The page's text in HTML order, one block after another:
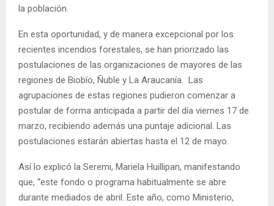
la población.
En esta oportunidad, y de manera excepcional por los
recientes incendios forestales, se han priorizado las
postulaciones de las organizaciones de mayores de las
regiones de Biobío, Ñuble y La Araucanía. Las
agrupaciones de estas regiones pudieron comenzar a
postular de forma anticipada a partir del día viernes 17 de
marzo, recibiendo además una puntaje adicional. Las
postulaciones estarán abiertas hasta el 12 de mayo.
Así lo explicó la Seremi, Mariela Huillipan, manifestando
que, “este fondo o programa habitualmente se abre
durante mediados de abril. Este año, como Ministerio,